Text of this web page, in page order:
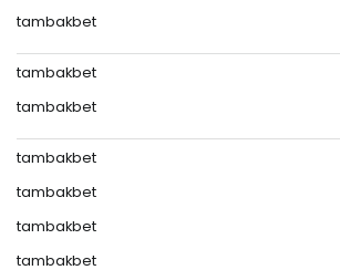
tambakbet
tambakbet
tambakbet
tambakbet
tambakbet
tambakbet
tambakbet